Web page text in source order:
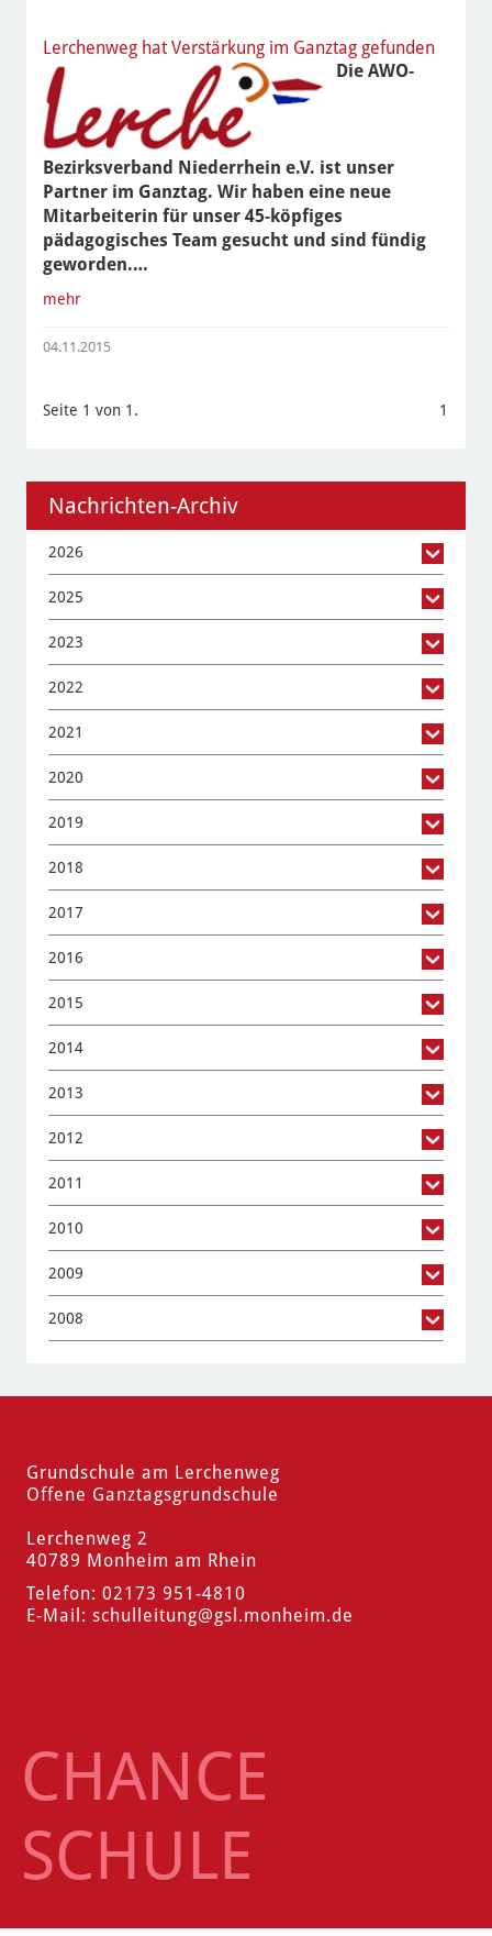
Lerchenweg hat Verstärkung im Ganztag gefunden
Die AWO-
Bezirksverband Niederrhein e.V. ist unser
Partner im Ganztag. Wir haben eine neue
Mitarbeiterin für unser 45-köpfiges
pädagogisches Team gesucht und sind fündig
geworden.…
mehr
04.11.2015
Seite 1 von 1. 1
Nachrichten-Archiv
2026
2025
2023
2022
2021
2020
2019
2018
2017
2016
2015
2014
2013
2012
2011
2010
2009
2008
Grundschule am Lerchenweg
Offene Ganztagsgrundschule
Lerchenweg 2
40789 Monheim am Rhein
Telefon: 02173 951-4810
E-Mail: schulleitung@gsl.monheim.de
CHANCE
SCHULE